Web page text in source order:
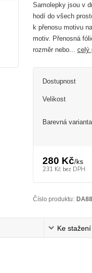
Samolepky jsou v
hodí do všech
k přenosu motivu
motiv. Přenosná
rozměr nebo... celý
Dostupnost
Velikost
Barevná varianta
280 Kč/ks
231 Kč bez DPH
Číslo produktu:
Ke stažení